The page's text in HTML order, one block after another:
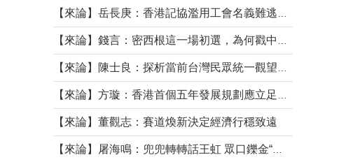
【來論】董觀志：賽道煥新決定經濟行穩致遠